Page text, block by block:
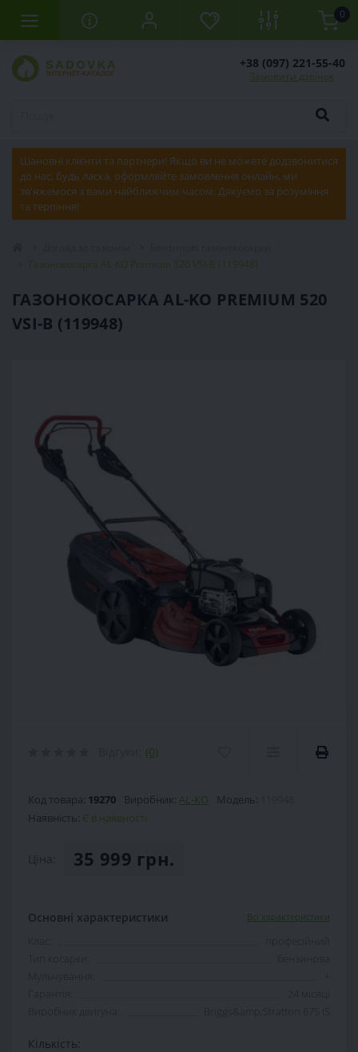
0
+38 (097) 221-55-40
Замовити дзвінок
Шановні клієнти та партнери! Якщо ви не можете додзвонитися
до нас, будь ласка, оформляйте замовлення онлайн, ми
зв'яжемося з вами найближчим часом. Дякуємо за розуміння
та терпіння!
Газонокосарка AL-KO Premium 520 VSІ-B (119948)
ГАЗОНОКОСАРКА AL-KO PREMIUM 520
VSІ-B (119948)
(0)
Код товара: 19270 Виробник: AL-KO Модель:
Наявність: Є в наявності
35 999 грн.
Основні характеристики Всі характеристики
Кількість: